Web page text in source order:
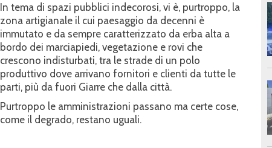
In tema di spazi pubblici indecorosi, vi è, purtroppo, la
zona artigianale il cui paesaggio da decenni è
immutato e da sempre caratterizzato da erba alta a
bordo dei marciapiedi, vegetazione e rovi che
crescono indisturbati, tra le strade di un polo
produttivo dove arrivano fornitori e clienti da tutte le
parti, più da fuori Giarre che dalla città.
Purtroppo le amministrazioni passano ma certe cose,
come il degrado, restano uguali.